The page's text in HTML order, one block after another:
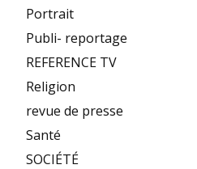
Portrait
Publi- reportage
REFERENCE TV
Religion
revue de presse
Santé
SOCIÉTÉ